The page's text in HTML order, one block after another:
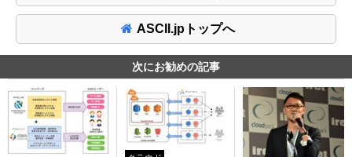
ASCII.jpトップへ
次にお勧めの記事